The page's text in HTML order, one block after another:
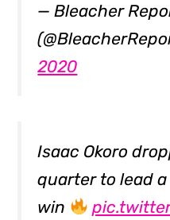
— Bleacher
2020
Isaac Okoro
quarter to lead
win